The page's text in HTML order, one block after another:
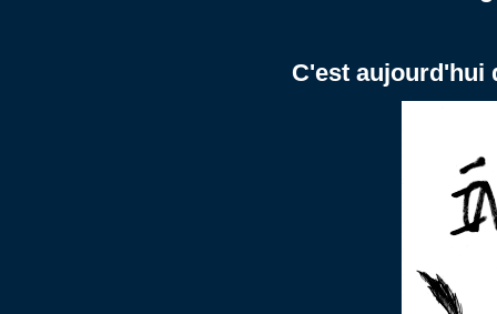
C'est aujourd'hui